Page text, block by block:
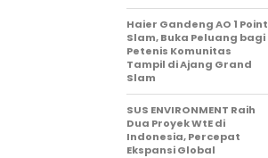
Haier Gandeng AO 1 Point
Slam, Buka Peluang bagi
Petenis Komunitas
Tampil di Ajang Grand
Slam
SUS ENVIRONMENT Raih
Dua Proyek WtE di
Indonesia, Percepat
Ekspansi Global